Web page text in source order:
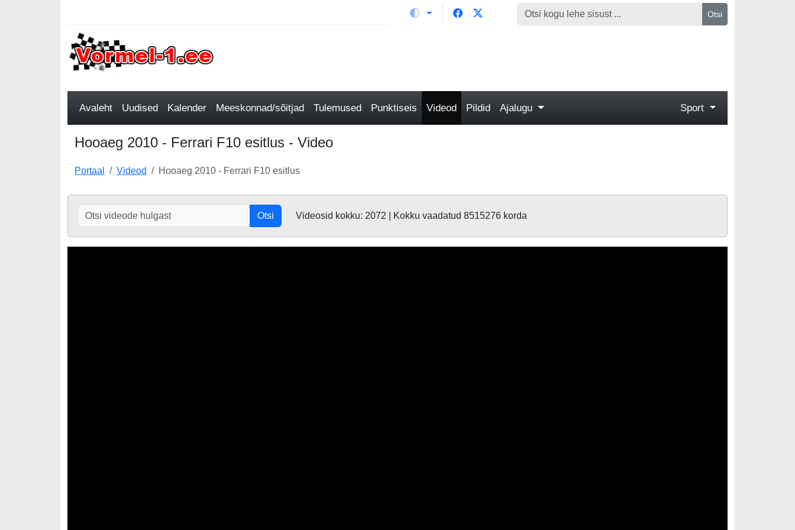
Otsi
Avaleht Uudised Kalender Meeskonnad/sõitjad Tulemused Punktiseis Videod Pildid Ajalugu Sport
Hooaeg 2010 - Ferrari F10 esitlus - Video
Portaal Videod Hooaeg 2010 - Ferrari F10 esitlus
Otsi Videosid kokku: 2072 | Kokku vaadatud 8515276 korda